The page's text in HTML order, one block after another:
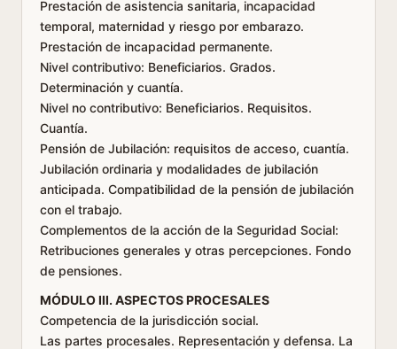
Prestación de asistencia sanitaria, incapacidad
temporal, maternidad y riesgo por embarazo.
Prestación de incapacidad permanente.
Nivel contributivo: Beneficiarios. Grados.
Determinación y cuantía.
Nivel no contributivo: Beneficiarios. Requisitos.
Cuantía.
Pensión de Jubilación: requisitos de acceso, cuantía.
Jubilación ordinaria y modalidades de jubilación
anticipada. Compatibilidad de la pensión de jubilación
con el trabajo.
Complementos de la acción de la Seguridad Social:
Retribuciones generales y otras percepciones. Fondo
de pensiones.
MÓDULO III. ASPECTOS PROCESALES
Competencia de la jurisdicción social.
Las partes procesales. Representación y defensa. La